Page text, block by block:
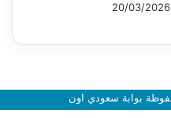
20/03/2026